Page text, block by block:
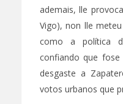
ademais, lle
Vigo), non lle
como a política
confiando que
desgaste a
votos urbanos que